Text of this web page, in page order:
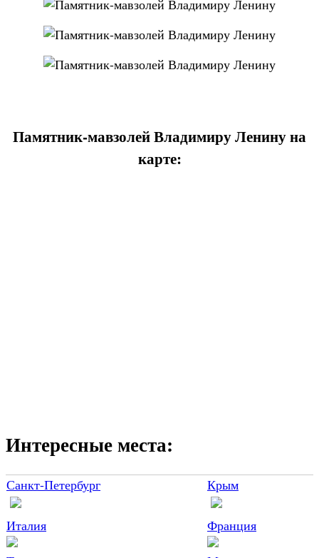
Памятник-мавзолей Владимиру Ленину на
карте:
Интересные места:
Санкт-Петербург Крым
Италия Франция